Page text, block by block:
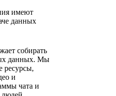
имеют
данных
собирать
данных. Мы
ресурсы,
и
чата и